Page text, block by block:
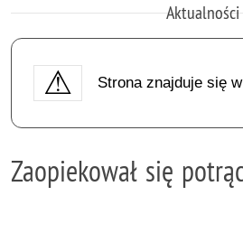
Aktualności
Strona znajduje się
Zaopiekował się